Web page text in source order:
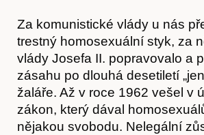
Za komunistické vlády u nás
trestný homosexuální styk, za
vlády Josefa II. popravovalo a
zásahu po dlouhá desetiletí
žaláře. Až v roce 1962 vešel v
zákon, který dával
nějakou svobodu. Nelegální